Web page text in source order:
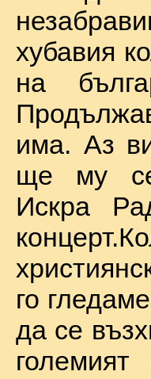
хубавия
на
има. Аз
ще му се
Искра
го
да се